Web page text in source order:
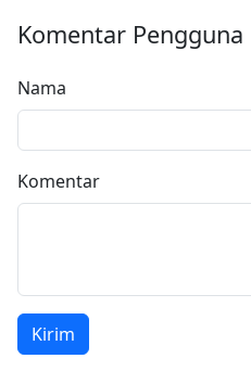
Komentar Pengguna
Nama
Komentar
Kirim